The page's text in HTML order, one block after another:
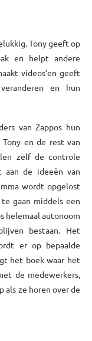
Tony geeft op
en helpt andere
videos’en geeft
en hun
van Zappos hun
en de rest van
zelf de controle
aan de ideeën van
wordt opgelost
gaan middels een
helemaal autonoom
bestaan. Het
er op bepaalde
het boek waar het
de medewerkers,
als ze horen over de